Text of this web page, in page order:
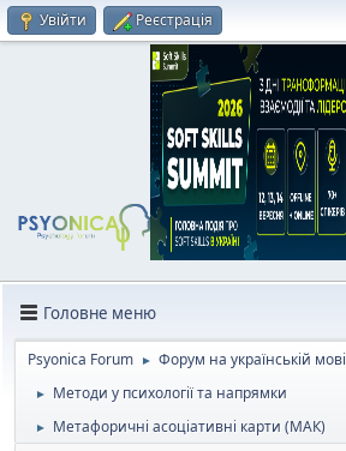
Увійти Реєстрація
Головне меню
Psyonica Forum ► Форум на українській мові
► Методи у психології та напрямки
► Метафоричні асоціативні карти (МАК)